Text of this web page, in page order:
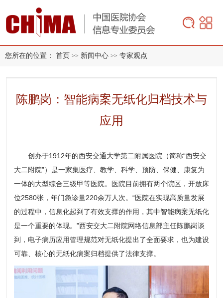
您所在的位置： 首页 >> 新闻中心 >> 专家观点
陈鹏岗：智能病案无纸化归档技术与
应用
创办于1912年的西安交通大学第二附属医院（简称“西安交
大二附院”）是一家集医疗、教学、科学、预防、保健、康复为
一体的大型综合三级甲等医院。医院目前拥有两个院区，开放床
位2580张，年门急诊量220余万人次。“医院在实现高质量发展
的过程中，信息化起到了有效支撑的作用，其中智能病案无纸化
是一个重要的体现。”西安交大二附院网络信息部主任陈鹏岗谈
到，电子病历应用管理规范对无纸化提出了全面要求，也为建设
可靠、核心的无纸化病案归档提供了法律支撑。